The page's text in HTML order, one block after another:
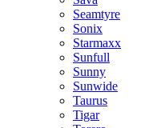
Seamtyre
Sonix
Starmaxx
Sunfull
Sunny
Sunwide
Taurus
Tigar